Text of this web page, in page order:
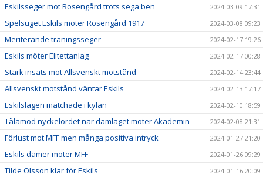
Eskilsseger mot Rosengård trots sega ben 2024-03-09 17:31
Spelsuget Eskils möter Rosengård 1917 2024-03-08 09:23
Meriterande träningsseger 2024-02-17 19:26
Eskils möter Elitettanlag 2024-02-17 00:28
Stark insats mot Allsvenskt motstånd 2024-02-14 23:44
Allsvenskt motstånd väntar Eskils 2024-02-13 17:17
Eskilslagen matchade i kylan 2024-02-10 18:59
Tålamod nyckelordet när damlaget möter Akademin 2024-02-08 21:31
Förlust mot MFF men många positiva intryck 2024-01-27 21:20
Eskils damer möter MFF 2024-01-26 09:29
Tilde Olsson klar för Eskils 2024-01-16 20:09